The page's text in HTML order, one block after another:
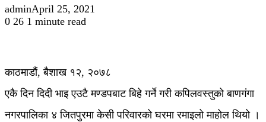
adminApril 25, 2021
0 26 1 minute read
काठमाडौं, बैशाख १२, २०७८
एकै दिन दिदी भाइ एउटै मण्डपबाट बिहे गर्ने गरी कपिलवस्तुको बाणगंगा
नगरपालिका ४ जितपुरमा केसी परिवारको घरमा रमाइलो माहोल थियो ।